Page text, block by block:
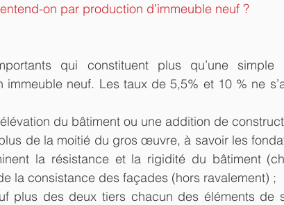
on par production d’immeuble neuf ?
qui constituent plus qu’une simple
immeuble neuf. Les taux de 5,5% et 10 % ne
du bâtiment ou une addition de
de la moitié du gros œuvre, à savoir les
la résistance et la rigidité du bâtiment
la consistance des façades (hors ravalement) ;
plus des deux tiers chacun des éléments